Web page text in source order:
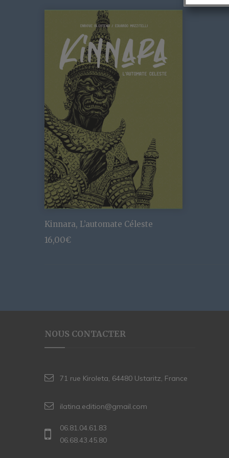
Kinnara, L’automate Céleste
16,00€
NOUS CONTACTER
71 rue Kiroleta, 64480 Ustaritz, France
ilatina.edition@gmail.com
06.81.04.61.83
06.68.43.45.80